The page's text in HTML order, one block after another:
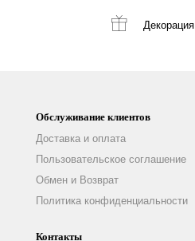
Декорация
Обслуживание клиентов
Доставка и оплата
Пользовательское соглашение
Обмен и Возврат
Политика конфиденциальности
Контакты